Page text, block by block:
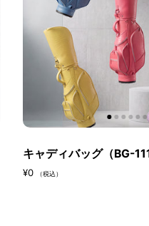
キャディバッグ（BG-
¥0 （税込）